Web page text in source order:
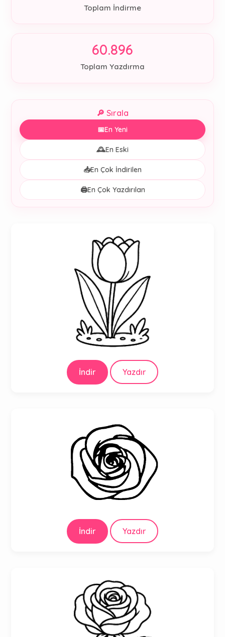
Toplam İndirme
60.896
Toplam Yazdırma
🔎 Sırala
📅En Yeni
🕰️En Eski
📥En Çok İndirilen
🖨️En Çok Yazdırılan
İndir Yazdır
İndir Yazdır